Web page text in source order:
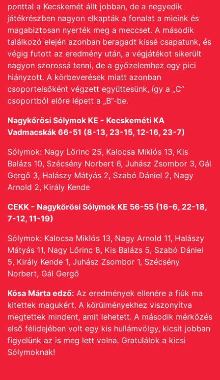
ponttal a Kecskemét állt jobban, de a negyedik
játékrészben nagyon elkapták a fonalat a mieink és
magabiztosan nyerték meg a meccset. A második
találkozó elején azonban beragadt kissé csapatunk, és
végig futott az eredmény után, a végjátékot sikerült
nagyon szorossá tenni, de a győzelemhez egy pici
hiányzott. A körbeverések miatt azonban
csoportelsőként végzett együttesünk, így a „C”
csoportból előre lépett a „B”-be.
Nagykőrösi Sólymok KE - Kecskeméti KA
Vadmacskák 66-51 (8-13, 23-15, 12-16, 23-7)
Sólymok: Nagy Lőrinc 25, Kalocsa Miklós 13, Kis
Balázs 10, Szécsény Norbert 6, Juhász Zsombor 3, Gál
Gergő 3, Halászy Mátyás 2, Szabó Dániel 2, Nagy
Arnold 2, Király Kende
CEKK - Nagykőrösi Sólymok KE 56-55 (16-6, 22-18,
7-12, 11-19)
Sólymok: Kalocsa Miklós 13, Nagy Arnold 11, Halászy
Mátyás 11, Nagy Lőrinc 8, Kis Balázs 5, Szabó Dániel
5, Király Kende 1, Juhász Zsombor 1, Szécsény
Norbert, Gál Gergő
Kósa Márta edző: Az eredmények ellenére a fiúk ma
kitettek magukért. A körülményekhez viszonyítva
megtettek mindent, amit lehetett. A második mérkőzés
első félidejében volt egy kis hullámvölgy, kicsit jobban
figyelünk az is meg lett volna. Gratulálok a kicsi
Sólymoknak!